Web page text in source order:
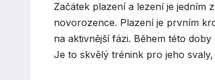
Začátek plazení a lezení je jedním
novorozence. Plazení je prvním
na aktivnější fázi. Během této
Je to skvělý trénink pro jeho